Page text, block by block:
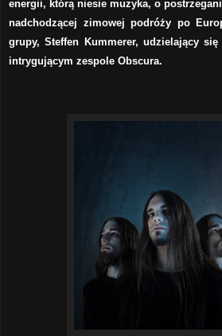
energii, którą niesie muzyka, o
nadchodzącej zimowej podróży po
grupy, Steffen Kummerer, udzielający
intrygującym zespole Obscura.